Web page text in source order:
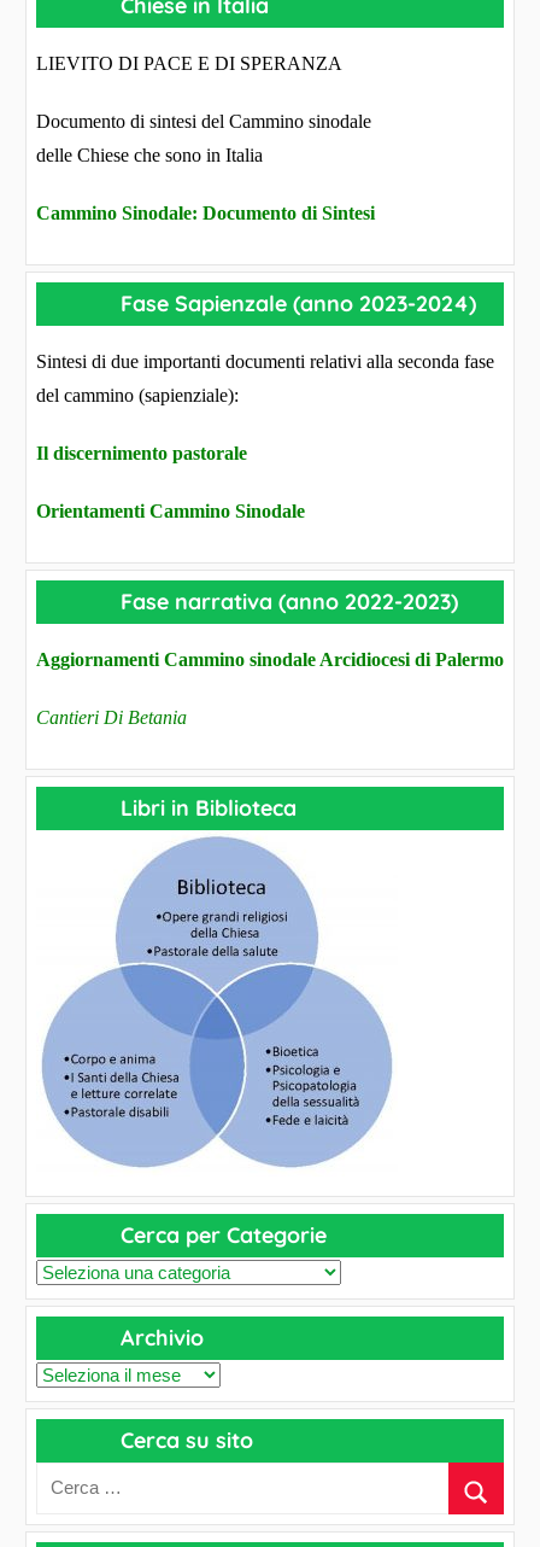
LIEVITO DI PACE E DI SPERANZA
Documento di sintesi del Cammino sinodale
delle Chiese che sono in Italia
Cammino Sinodale: Documento di Sintesi
Fase Sapienzale (anno 2023-2024)
Sintesi di due importanti documenti relativi alla seconda fase
del cammino (sapienziale):
Il discernimento pastorale
Orientamenti Cammino Sinodale
Fase narrativa (anno 2022-2023)
Aggiornamenti Cammino sinodale Arcidiocesi di Palermo
Cantieri Di Betania
Libri in Biblioteca
Cerca per Categorie
C
e
c
a
e
C
Archivio
A
r
h
v
Cerca su sito